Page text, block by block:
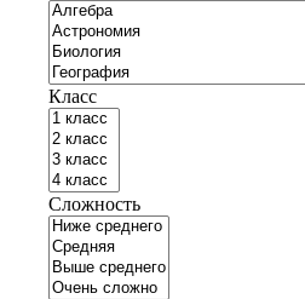
Класс
Сложность